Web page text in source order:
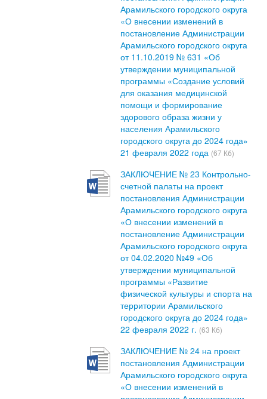
Арамильского городского округа
«О внесении изменений в
постановление Администрации
Арамильского городского округа
от 11.10.2019 № 631 «Об
утверждении муниципальной
программы «Создание условий
для оказания медицинской
помощи и формирование
здорового образа жизни у
населения Арамильского
городского округа до 2024 года»
21 февраля 2022 года (67 Кб)
ЗАКЛЮЧЕНИЕ № 23 Контрольно-
счетной палаты на проект
постановления Администрации
Арамильского городского округа
«О внесении изменений в
постановление Администрации
Арамильского городского округа
от 04.02.2020 №49 «Об
утверждении муниципальной
программы «Развитие
физической культуры и спорта на
территории Арамильского
городского округа до 2024 года»
22 февраля 2022 г. (63 Кб)
ЗАКЛЮЧЕНИЕ № 24 на проект
постановления Администрации
Арамильского городского округа
«О внесении изменений в